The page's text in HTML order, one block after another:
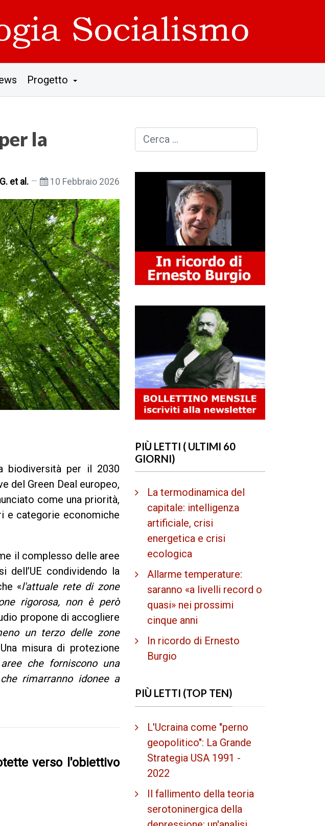
Progetto
la
et al. 10 Febbraio 2026
biodiversità per il 2030
del Green Deal europeo,
come una priorità,
e categorie economiche
il complesso delle aree
condividendo la
«l'attuale rete di zone
rigorosa, non è però
propone di accogliere
un terzo delle zone
misura di protezione
che forniscono una
rimarranno idonee a
verso l'obiettivo
Cerca
PIÙ LETTI ( ULTIMI 60
GIORNI)
La termodinamica del
capitale: intelligenza
artificiale, crisi
energetica e crisi
ecologica
Allarme temperature:
saranno «a livelli record o
quasi» nei prossimi
cinque anni
In ricordo di Ernesto
Burgio
PIÙ LETTI (TOP TEN)
L'Ucraina come "perno
geopolitico": La Grande
Strategia USA 1991 -
2022
Il fallimento della teoria
serotoninergica della